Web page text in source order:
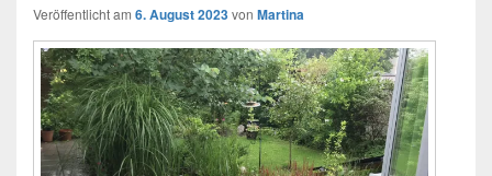
Veröffentlicht am 6. August 2023von Martina